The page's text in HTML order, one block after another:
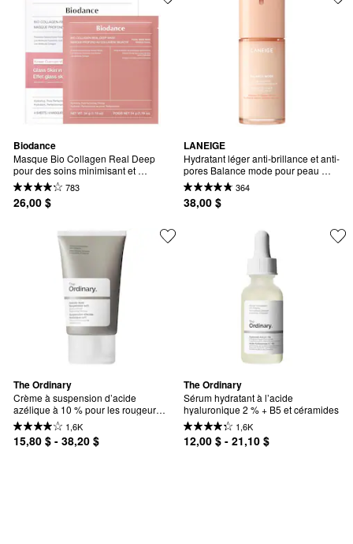
Biodance
Masque Bio Collagen Real Deep
pour des soins minimisant et
raffermissant les pores
783
26,00 $
LANEIGE
Hydratant léger anti-brillance et anti-
pores Balance mode pour peau
grasse.
364
38,00 $
The Ordinary
Crème à suspension d’acide
azélique à 10 % pour les rougeurs
et la peau sujette aux imperfections
1,6K
15,80 $ - 38,20 $
The Ordinary
Sérum hydratant à l’acide
hyaluronique 2 % + B5 et céramides
1,6K
12,00 $ - 21,10 $